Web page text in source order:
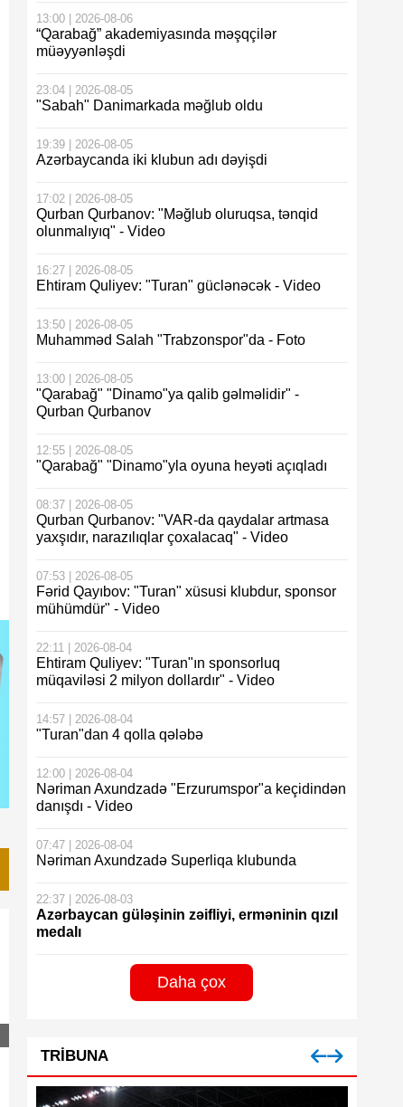
13:00 | 2026-08-06
“Qarabağ” akademiyasında məşqçilər
müəyyənləşdi
23:04 | 2026-08-05
"Sabah" Danimarkada məğlub oldu
19:39 | 2026-08-05
Azərbaycanda iki klubun adı dəyişdi
17:02 | 2026-08-05
Qurban Qurbanov: "Məğlub oluruqsa, tənqid
olunmalıyıq" - Video
16:27 | 2026-08-05
Ehtiram Quliyev: "Turan" güclənəcək - Video
13:50 | 2026-08-05
Muhamməd Salah "Trabzonspor"da - Foto
13:00 | 2026-08-05
"Qarabağ" "Dinamo"ya qalib gəlməlidir" -
Qurban Qurbanov
12:55 | 2026-08-05
"Qarabağ" "Dinamo"yla oyuna heyəti açıqladı
08:37 | 2026-08-05
Qurban Qurbanov: "VAR-da qaydalar artmasa
yaxşıdır, narazılıqlar çoxalacaq" - Video
07:53 | 2026-08-05
Fərid Qayıbov: "Turan" xüsusi klubdur, sponsor
mühümdür" - Video
22:11 | 2026-08-04
Ehtiram Quliyev: "Turan"ın sponsorluq
müqaviləsi 2 milyon dollardır" - Video
14:57 | 2026-08-04
"Turan"dan 4 qolla qələbə
12:00 | 2026-08-04
Nəriman Axundzadə "Erzurumspor"a keçidindən
danışdı - Video
07:47 | 2026-08-04
Nəriman Axundzadə Superliqa klubunda
22:37 | 2026-08-03
Azərbaycan güləşinin zəifliyi, erməninin qızıl
medalı
Daha çox
TRIBUNA